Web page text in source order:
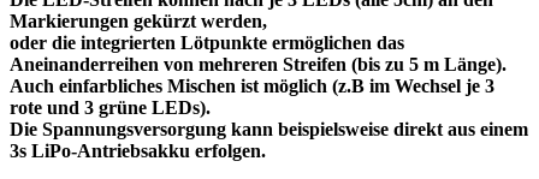
Markierungen gekürzt werden,
oder die integrierten Lötpunkte ermöglichen das
Aneinanderreihen von mehreren Streifen (bis zu 5 m Länge).
Auch einfarbliches Mischen ist möglich (z.B im Wechsel je 3
rote und 3 grüne LEDs).
Die Spannungsversorgung kann beispielsweise direkt aus einem
3s LiPo-Antriebsakku erfolgen.